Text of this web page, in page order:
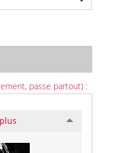
passe partout) :